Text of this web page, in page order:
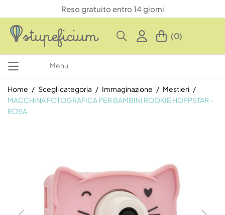
Reso gratuito entro 14 giorni
(0)
Menu
Home Scegli categoria Immaginazione
Mestieri
MACCHINA FOTOGRAFICA PER BAMBINI ROOKIE HOPPSTAR -
ROSA